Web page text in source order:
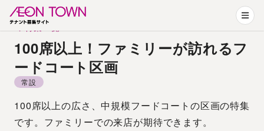
特集一覧
100席以上！ファミリーが訪れるフ
ードコート区画
常設
100席以上の広さ、中規模フードコートの区画の特集
です。ファミリーでの来店が期待できます。